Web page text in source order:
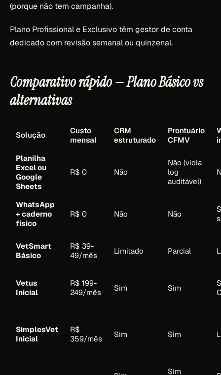
(porque não tem campanha).
Plano Profissional e Exclusivo têm gestor de conta
dedicado com revisão semanal ou quinzenal.
Comparativo rápido — Plano Básico vs
alternativas
Solução
Custo
mensal
CRM
estruturado
Prontuário
CFMV
Planilha
Excel ou
Google
Sheets
R$ 0 Não
Não (viola
log
auditável)
WhatsApp
+ caderno
físico
R$ 0 Não Não
VetSmart
Básico
R$ 39-
49/mês
Limitado Parcial
Vetus
Inicial
R$ 199-
249/mês
Sim Sim
SimplesVet
Inicial
R$
359/mês
Sim Sim
Sim